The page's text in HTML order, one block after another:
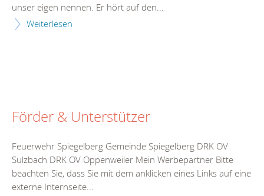
unser eigen nennen. Er hört auf den...
Weiterlesen
Förder & Unterstützer
Feuerwehr Spiegelberg Gemeinde Spiegelberg DRK OV
Sulzbach DRK OV Oppenweiler Mein Werbepartner Bitte
beachten Sie, dass Sie mit dem anklicken eines Links auf eine
externe Internseite...